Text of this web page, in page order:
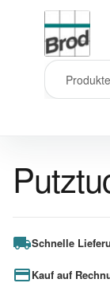
Schnelle
Kauf auf